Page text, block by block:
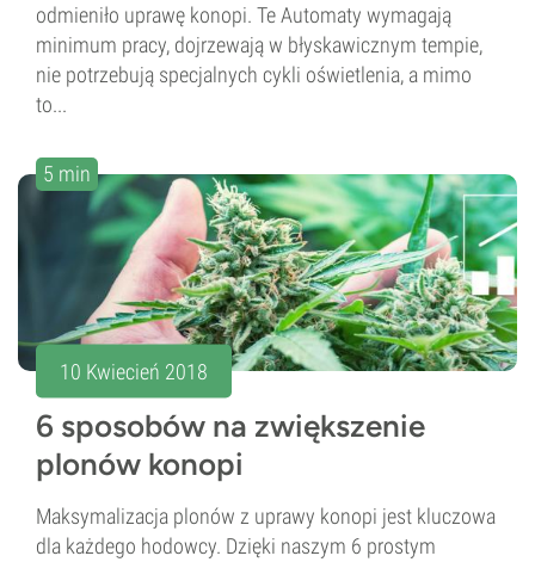
odmieniło uprawę konopi. Te Automaty wymagają
minimum pracy, dojrzewają w błyskawicznym tempie,
nie potrzebują specjalnych cykli oświetlenia, a mimo
to...
5 min
10 Kwiecień 2018
6 sposobów na zwiększenie
plonów konopi
Maksymalizacja plonów z uprawy konopi jest kluczowa
dla każdego hodowcy. Dzięki naszym 6 prostym